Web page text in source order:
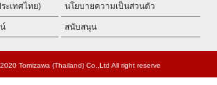
ะเทศไทย) นโยบายความเป็นส่วนตัว
สนับสนุน
Tomizawa (Thailand) Co.,Ltd All right reserve